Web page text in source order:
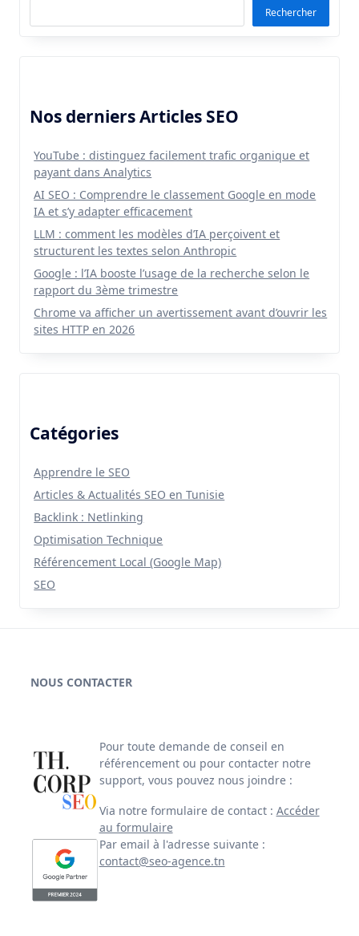
Rechercher
Nos derniers Articles SEO
YouTube : distinguez facilement trafic organique et
payant dans Analytics
AI SEO : Comprendre le classement Google en mode
IA et s’y adapter efficacement
LLM : comment les modèles d’IA perçoivent et
structurent les textes selon Anthropic
Google : l’IA booste l’usage de la recherche selon le
rapport du 3ème trimestre
Chrome va afficher un avertissement avant d’ouvrir les
sites HTTP en 2026
Catégories
Apprendre le SEO
Articles & Actualités SEO en Tunisie
Backlink : Netlinking
Optimisation Technique
Référencement Local (Google Map)
SEO
NOUS CONTACTER
Pour toute demande de conseil en
référencement ou pour contacter notre
support, vous pouvez nous joindre :
Via notre formulaire de contact : Accéder
au formulaire
Par email à l'adresse suivante :
contact@seo-agence.tn